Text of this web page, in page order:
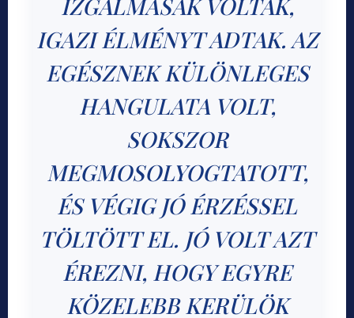
IZGALMASAK VOLTAK,
IGAZI ÉLMÉNYT ADTAK. AZ
EGÉSZNEK KÜLÖNLEGES
HANGULATA VOLT,
SOKSZOR
MEGMOSOLYOGTATOTT,
ÉS VÉGIG JÓ ÉRZÉSSEL
TÖLTÖTT EL. JÓ VOLT AZT
ÉREZNI, HOGY EGYRE
KÖZELEBB KERÜLÖK